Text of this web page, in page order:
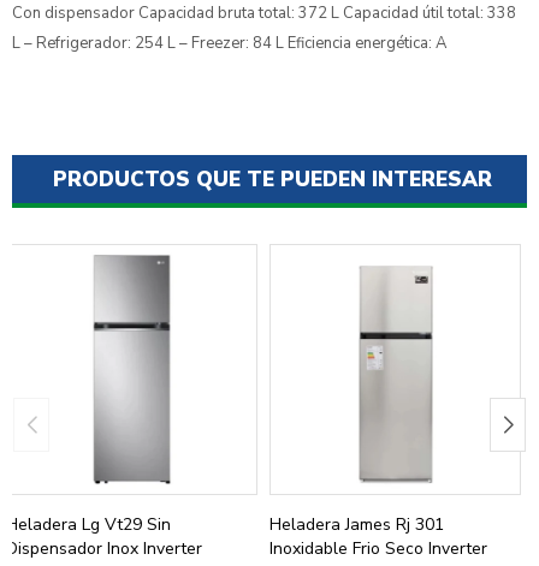
Con dispensador Capacidad bruta total: 372 L Capacidad útil total: 338
L – Refrigerador: 254 L – Freezer: 84 L Eficiencia energética: A
PRODUCTOS QUE TE PUEDEN INTERESAR
Heladera Lg Vt29 Sin
Dispensador Inox Inverter
Heladera James Rj 301
Inoxidable Frio Seco Inverter